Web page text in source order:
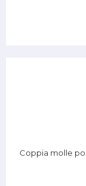
Coppia molle